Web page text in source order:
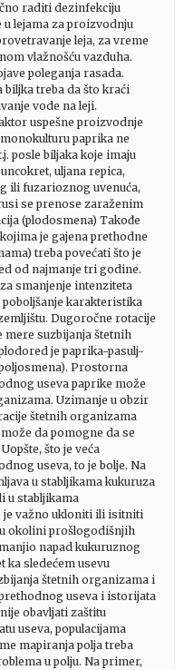
raditi dezinfekciju
lejama za proizvodnju
leja, za vreme
vlažnošću vazduha.
poleganja rasada.
treba da što kraći
vode na leji.
uspešne proizvodnje
paprika ne
posle biljaka koje imaju
uljana repica,
ili fuzarioznog uvenuća,
se prenose zaraženim
(plodosmena) Takođe
je gajena prethodne
treba povećati što je
od najmanje tri godine.
smanjenje intenziteta
karakteristika
Dugoročne rotacije
mere suzbijanja štetnih
je paprika-pasulj-
Prostorna
useva paprike može
Uzimanje u obzir
štetnih organizama
da pomogne da se
što je veća
useva, to je bolje. Na
u stabljikama kukuruza
u stabljikama
je važno ukloniti ili isitniti
okolini prošlogodišnjih
napad kukuruznog
ka sledećem usevu
štetnih organizama i
useva i istorijata
obavljati zaštitu
useva, populacijama
mapiranja polja treba
u polju. Na primer,